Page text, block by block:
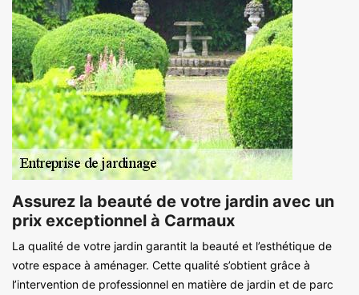
Assurez la beauté de votre jardin avec un
prix exceptionnel à Carmaux
La qualité de votre jardin garantit la beauté et l’esthétique de
votre espace à aménager. Cette qualité s’obtient grâce à
l’intervention de professionnel en matière de jardin et de parc